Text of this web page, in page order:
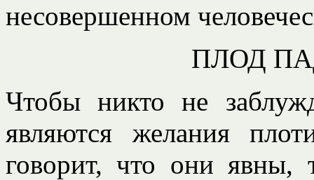
несовершенном
ПЛОД
Чтобы никто не
являются желания
говорит, что они явны,